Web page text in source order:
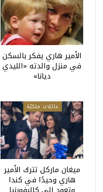
الأمير هاري يفكر بالسكن
في منزل والدته «الليدي
ديانا»
عائلات ملكيّة
ميغان ماركل تترك الأمير
هاري وحيدًا في كندا